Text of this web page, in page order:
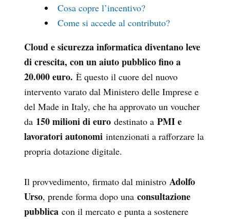
Cosa copre l’incentivo?
Come si accede al contributo?
Cloud e sicurezza informatica diventano leve
di crescita, con un aiuto pubblico fino a
20.000 euro. È questo il cuore del nuovo
intervento varato dal Ministero delle Imprese e
del Made in Italy, che ha approvato un voucher
da 150 milioni di euro destinato a PMI e
lavoratori autonomi intenzionati a rafforzare la
propria dotazione digitale.
Il provvedimento, firmato dal ministro Adolfo
Urso, prende forma dopo una consultazione
pubblica con il mercato e punta a sostenere